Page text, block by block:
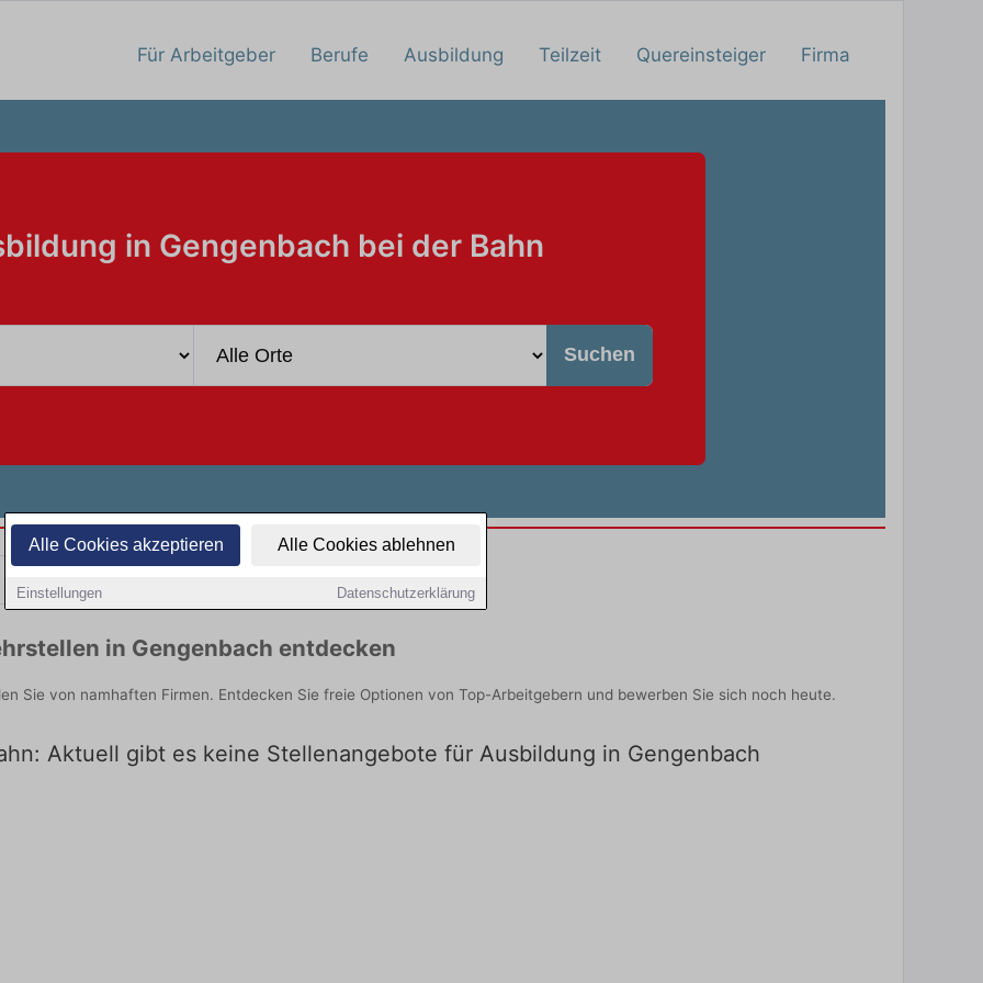
Alle Cookies akzeptieren Alle Cookies ablehnen
Einstellungen Datenschutzerklärung
Für Arbeitgeber Berufe Ausbildung Teilzeit Quereinsteiger Firma
in Gengenbach bei der Bahn
Suchen
in Gengenbach entdecken
Sie von namhaften Firmen. Entdecken Sie freie Optionen von Top-Arbeitgebern und bewerben Sie sich noch heute.
Aktuell gibt es keine Stellenangebote für Ausbildung in Gengenbach